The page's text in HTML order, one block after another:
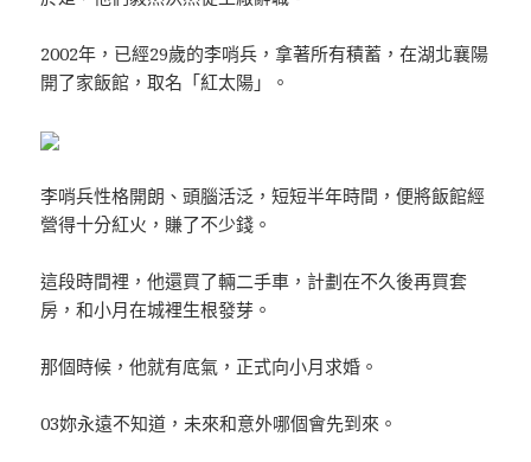
2002年，已經29歲的李哨兵，拿著所有積蓄，在湖北襄陽
開了家飯館，取名「紅太陽」。
李哨兵性格開朗、頭腦活泛，短短半年時間，便將飯館經
營得十分紅火，賺了不少錢。
這段時間裡，他還買了輛二手車，計劃在不久後再買套
房，和小月在城裡生根發芽。
那個時候，他就有底氣，正式向小月求婚。
03妳永遠不知道，未來和意外哪個會先到來。